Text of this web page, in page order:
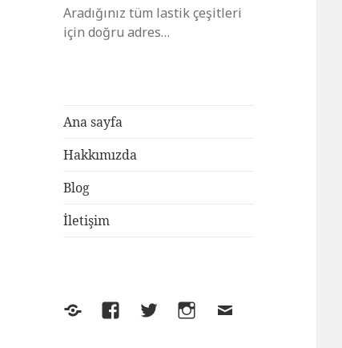
Aradığınız tüm lastik çeşitleri
için doğru adres…
Ana sayfa
Hakkımızda
Blog
İletişim
Yelp FacebookTwitterInstagram
E-